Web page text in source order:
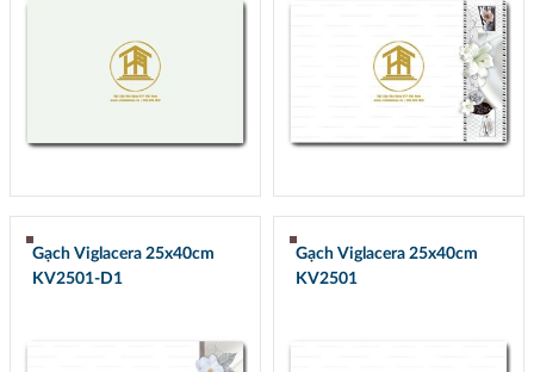
Gạch Viglacera 25x40cm
KV2501-D1
Gạch Viglacera 25x40cm
KV2501